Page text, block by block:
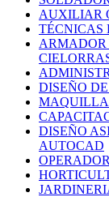
AUXILIAR
TÉCNICAS
ARMADOR
DISEÑO
DISEÑO
AUTOCAD